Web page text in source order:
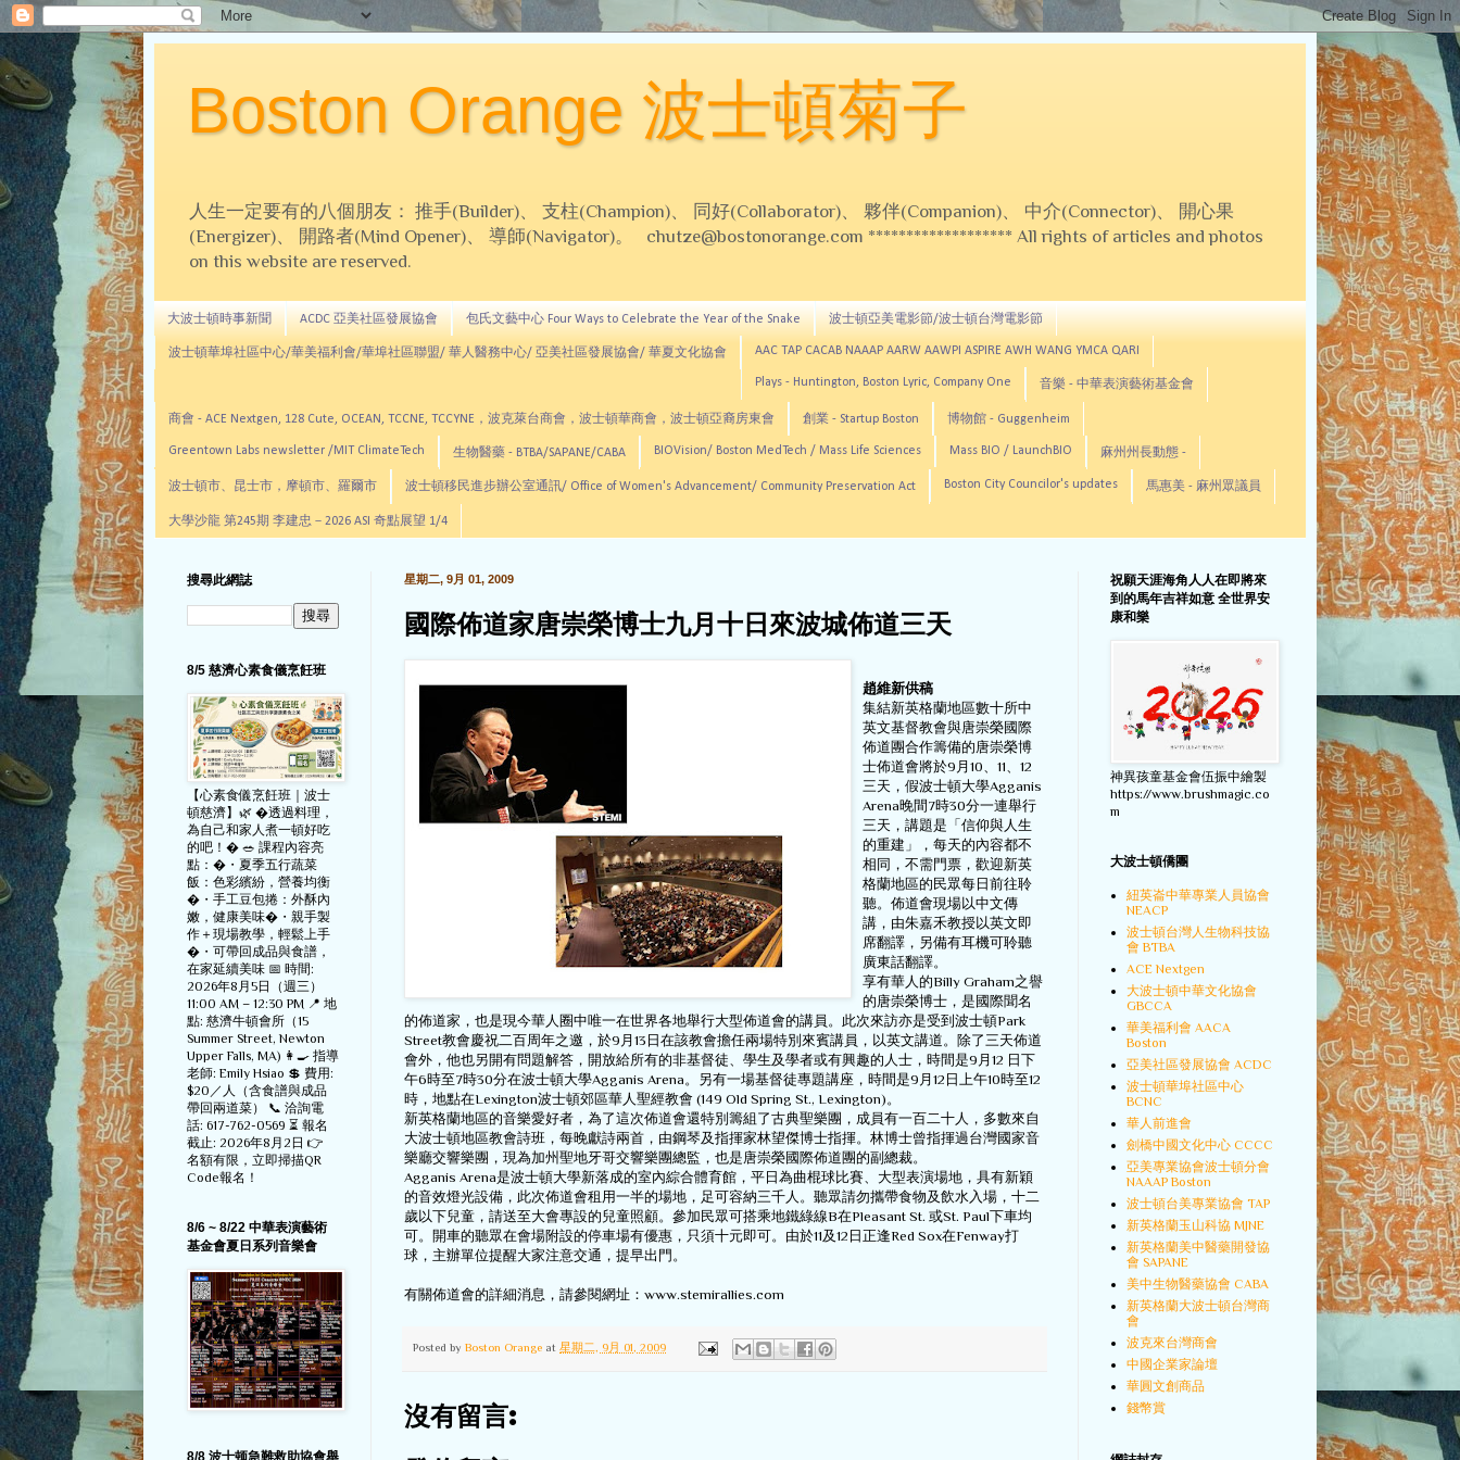
Boston Orange 波士頓菊子
人生一定要有的八個朋友： 推手(Builder)、 支柱(Champion)、 同好(Collaborator)、 夥伴(Companion)、 中介(Connector)、 開心果
(Energizer)、 開路者(Mind Opener)、 導師(Navigator)。 chutze@bostonorange.com ******************* All rights of articles and photos
on this website are reserved.
大波士頓時事新聞 ACDC 亞美社區發展協會 包氏文藝中心 Four Ways to Celebrate the Year of the Snake 波士頓亞美電影節/波士頓台灣電影節
波士頓華埠社區中心/華美福利會/華埠社區聯盟/ 華人醫務中心/ 亞美社區發展協會/ 華夏文化協會 AAC TAP CACAB NAAAP AARW AAWPI ASPIRE AWH WANG YMCA QARI
Plays - Huntington, Boston Lyric, Company One 音樂 - 中華表演藝術基金會
商會 - ACE Nextgen, 128 Cute, OCEAN, TCCNE, TCCYNE，波克萊台商會，波士頓華商會，波士頓亞裔房東會 創業 - Startup Boston 博物館 - Guggenheim
Greentown Labs newsletter /MIT ClimateTech 生物醫藥 - BTBA/SAPANE/CABA BIOVision/ Boston MedTech / Mass Life Sciences Mass BIO / LaunchBIO 麻州州長動態 -
波士頓市、昆士市，摩頓市、羅爾市 波士頓移民進步辦公室通訊/ Office of Women's Advancement/ Community Preservation Act Boston City Councilor's updates 馬惠美 - 麻州眾議員
大學沙龍 第245期 李建忠－2026 ASI 奇點展望 1/4
星期二, 9月 01, 2009
國際佈道家唐崇榮博士九月十日來波城佈道三天
趙維新供稿
集結新英格蘭地區數十所中
英文基督教會與唐崇榮國際
佈道團合作籌備的唐崇榮博
士佈道會將於9月10、11、12
三天，假波士頓大學Agganis
Arena晚間7時30分一連舉行
三天，講題是「信仰與人生
的重建」，每天的內容都不
相同，不需門票，歡迎新英
格蘭地區的民眾每日前往聆
聽。佈道會現場以中文傳
講，由朱嘉禾教授以英文即
席翻譯，另備有耳機可聆聽
廣東話翻譯。
享有華人的Billy Graham之譽
的唐崇榮博士，是國際聞名
的佈道家，也是現今華人圈中唯一在世界各地舉行大型佈道會的講員。此次來訪亦是受到波士頓Park
Street教會慶祝二百周年之邀，於9月13日在該教會擔任兩場特別來賓講員，以英文講道。除了三天佈道
會外，他也另開有問題解答，開放給所有的非基督徒、學生及學者或有興趣的人士，時間是9月12 日下
午6時至7時30分在波士頓大學Agganis Arena。另有一場基督徒專題講座，時間是9月12日上午10時至12
時，地點在Lexington波士頓郊區華人聖經教會 (149 Old Spring St., Lexington)。
新英格蘭地區的音樂愛好者，為了這次佈道會還特別籌組了古典聖樂團，成員有一百二十人，多數來自
大波士頓地區教會詩班，每晚獻詩兩首，由鋼琴及指揮家林望傑博士指揮。林博士曾指揮過台灣國家音
樂廳交響樂團，現為加州聖地牙哥交響樂團總監，也是唐崇榮國際佈道團的副總裁。
Agganis Arena是波士頓大學新落成的室內綜合體育館，平日為曲棍球比賽、大型表演場地，具有新穎
的音效燈光設備，此次佈道會租用一半的場地，足可容納三千人。聽眾請勿攜帶食物及飲水入場，十二
歲以下兒童，請送至大會專設的兒童照顧。參加民眾可搭乘地鐵綠線B在Pleasant St. 或St. Paul下車均
可。開車的聽眾在會場附設的停車場有優惠，只須十元即可。由於11及12日正逢Red Sox在Fenway打
球，主辦單位提醒大家注意交通，提早出門。
有關佈道會的詳細消息，請參閱網址：www.stemirallies.com
Posted by Boston Orange at 星期二, 9月 01, 2009
沒有留言:
搜尋此網誌
8/5 慈濟心素食儀烹飪班
【心素食儀烹飪班｜波士
頓慈濟】🌿 �透過料理，
為自己和家人煮一頓好吃
的吧！� 🥗 課程內容亮
點：�・夏季五行蔬菜
飯：色彩繽紛，營養均衡
�・手工豆包捲：外酥內
嫩，健康美味�・親手製
作＋現場教學，輕鬆上手
�・可帶回成品與食譜，
在家延續美味 📅 時間:
2026年8月5日（週三）
11:00 AM – 12:30 PM 📍 地
點: 慈濟牛頓會所（15
Summer Street, Newton
Upper Falls, MA) 👩‍🍳 指導
老師: Emily Hsiao 💲 費用:
$20／人（含食譜與成品
帶回兩道菜） 📞 洽詢電
話: 617-762-0569 ⏳ 報名
截止: 2026年8月2日 👉
名額有限，立即掃描QR
Code報名！
8/6 ~ 8/22 中華表演藝術
基金會夏日系列音樂會
8/8 波士顿急難救助協會舉
祝願天涯海角人人在即將來
到的馬年吉祥如意 全世界安
康和樂
神異孩童基金會伍振中繪製
https://www.brushmagic.co
m
大波士頓僑團
紐英崙中華專業人員協會
NEACP
波士頓台灣人生物科技協
會 BTBA
ACE Nextgen
大波士頓中華文化協會
GBCCA
華美福利會 AACA
Boston
亞美社區發展協會 ACDC
波士頓華埠社區中心
BCNC
華人前進會
劍橋中國文化中心 CCCC
亞美專業協會波士頓分會
NAAAP Boston
波士頓台美專業協會 TAP
新英格蘭玉山科協 MJNE
新英格蘭美中醫藥開發協
會 SAPANE
美中生物醫藥協會 CABA
新英格蘭大波士頓台灣商
會
波克來台灣商會
中國企業家論壇
華圓文創商品
錢幣賞